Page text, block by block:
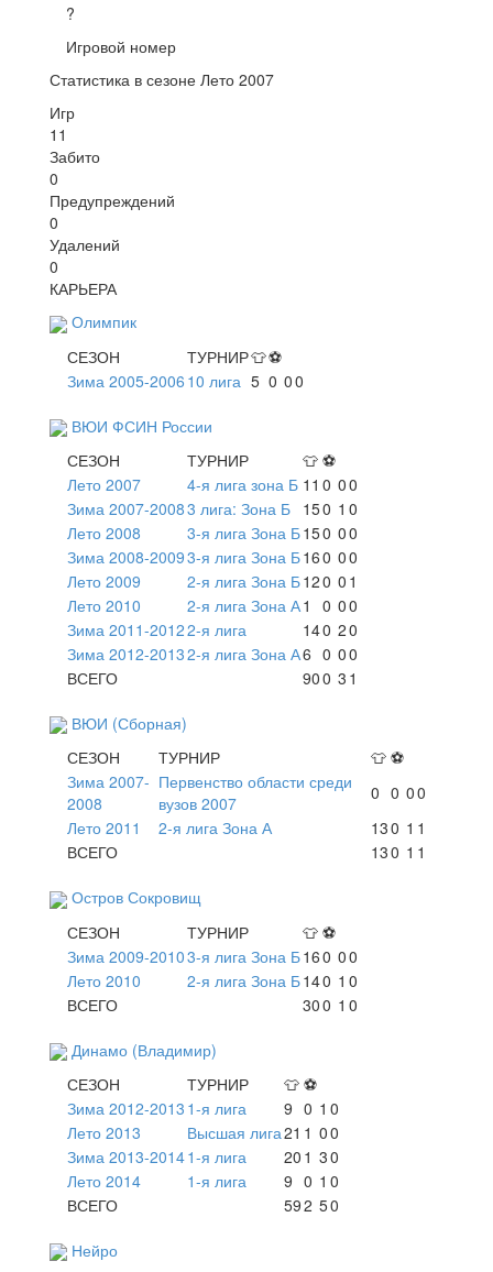
?
Игровой номер
Статистика в сезоне Лето 2007
Игр
11
Забито
0
Предупреждений
0
Удалений
0
КАРЬЕРА
Олимпик
СЕЗОН
ТУРНИР👕⚽
Зима 2005-2006 10 лига 5 0 00
ВЮИ ФСИН России
СЕЗОН
ТУРНИР 👕 ⚽
Лето 2007
4-я лига зона Б 11 0 00
Зима 2007-20083 лига: Зона Б 150 1 0
Лето 2008
3-я лига Зона Б150 00
Зима 2008-20093-я лига Зона Б160 00
Лето 2009
2-я лига Зона Б120 0 1
Лето 2010
2-я лига Зона А1 0 00
Зима 2011-20122-я лига 140 20
Зима 2012-20132-я лига Зона А6 0 00
ВСЕГО
900 3 1
ВЮИ (Сборная)
СЕЗОН
ТУРНИР 👕 ⚽
Зима 2007-
2008
Первенство области среди
вузов 2007
0 0 00
Лето 2011
2-я лига Зона А 130 1 1
ВСЕГО
130 1 1
Остров Сокровищ
СЕЗОН
ТУРНИР 👕 ⚽
Зима 2009-20103-я лига Зона Б160 00
Лето 2010
2-я лига Зона Б140 1 0
ВСЕГО
300 1 0
Динамо (Владимир)
СЕЗОН
ТУРНИР 👕 ⚽
Зима 2012-2013 1-я лига 9 0 1 0
Лето 2013
Высшая лига21 1 00
Зима 2013-20141-я лига 20 1 30
Лето 2014
1-я лига 9 0 1 0
ВСЕГО
592 50
Нейро